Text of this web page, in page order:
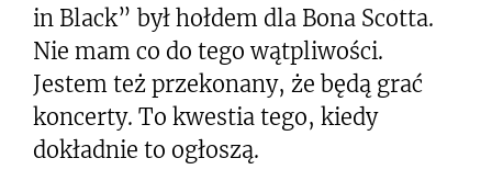
in Black” był hołdem dla Bona Scotta.
Nie mam co do tego wątpliwości.
Jestem też przekonany, że będą grać
koncerty. To kwestia tego, kiedy
dokładnie to ogłoszą.